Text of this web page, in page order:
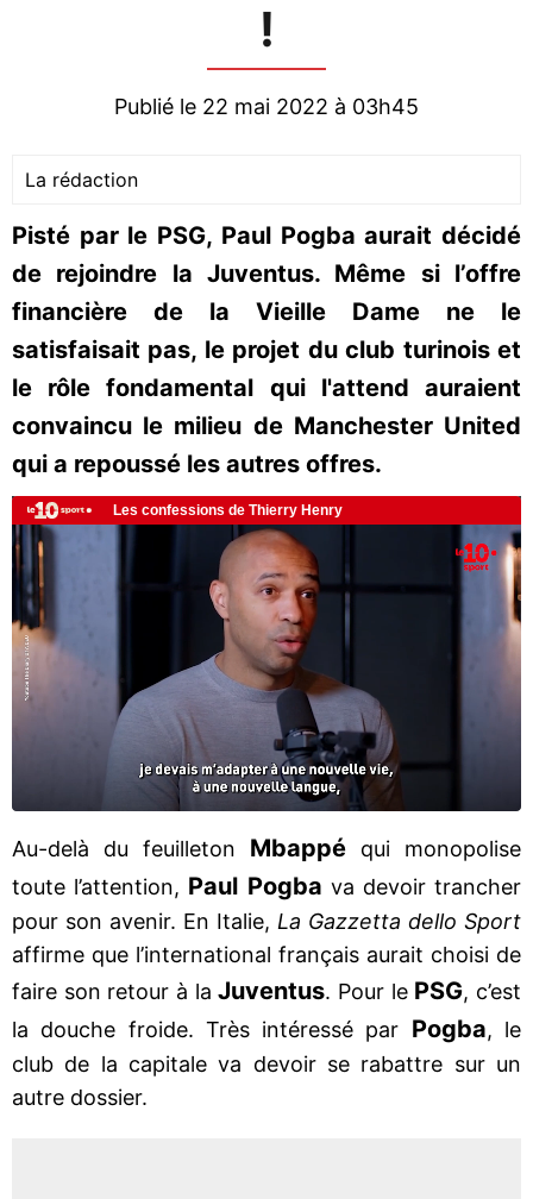
!
Publié le 22 mai 2022 à 03h45
La rédaction
Pisté par le PSG, Paul Pogba aurait décidé
de rejoindre la Juventus. Même si l’offre
financière de la Vieille Dame ne le
satisfaisait pas, le projet du club turinois et
le rôle fondamental qui l'attend auraient
convaincu le milieu de Manchester United
qui a repoussé les autres offres.
Au-delà du feuilleton Mbappé qui monopolise
toute l’attention, Paul Pogba va devoir trancher
pour son avenir. En Italie, La Gazzetta dello Sport
affirme que l’international français aurait choisi de
faire son retour à laJuventus. Pour le PSG, c’est
la douche froide. Très intéressé par Pogba, le
club de la capitale va devoir se rabattre sur un
autre dossier.